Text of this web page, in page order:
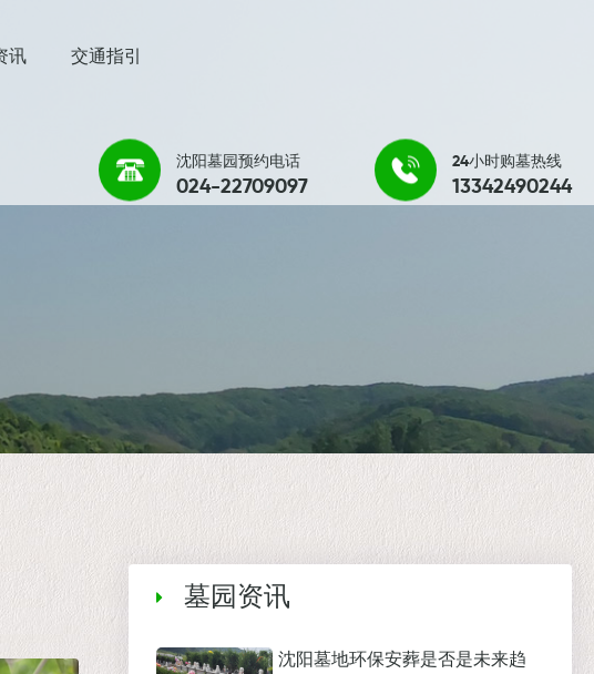
讯 交通指引
沈阳墓园预约电话
024-22709097
24小时购墓热线
13342490244
墓园资讯
沈阳墓地环保安葬是否是未来趋